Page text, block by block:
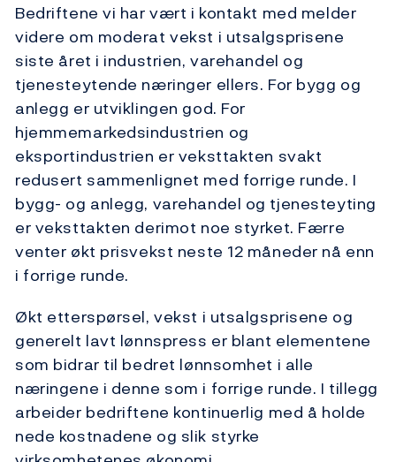
Bedriftene vi har vært i kontakt med melder
videre om moderat vekst i utsalgsprisene
siste året i industrien, varehandel og
tjenesteytende næringer ellers. For bygg og
anlegg er utviklingen god. For
hjemmemarkedsindustrien og
eksportindustrien er veksttakten svakt
redusert sammenlignet med forrige runde. I
bygg- og anlegg, varehandel og tjenesteyting
er veksttakten derimot noe styrket. Færre
venter økt prisvekst neste 12 måneder nå enn
i forrige runde.
Økt etterspørsel, vekst i utsalgsprisene og
generelt lavt lønnspress er blant elementene
som bidrar til bedret lønnsomhet i alle
næringene i denne som i forrige runde. I tillegg
arbeider bedriftene kontinuerlig med å holde
nede kostnadene og slik styrke